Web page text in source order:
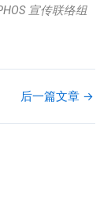
宣传联络组
后一篇文章 →